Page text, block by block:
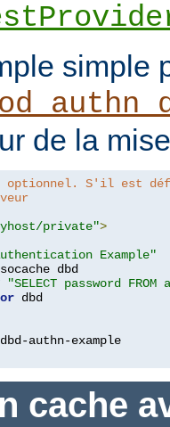
simple
de la
est optionnel. S'il
private">
Example"
socache dbd
"SELECT password
dbd
cache